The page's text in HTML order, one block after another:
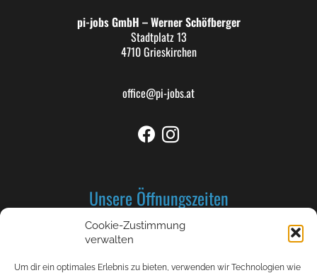
Cookie-Zustimmung
verwalten
Um dir ein optimales Erlebnis zu bieten, verwenden wir Technologien wie
pi-jobs GmbH – Werner Schöfberger
Stadtplatz 13
4710 Grieskirchen
office@pi-jobs.at
Unsere Öffnungszeiten
Montag bis Donnerstag: 8-12 und 13-17 Uhr
Freitag 8-12 Uhr